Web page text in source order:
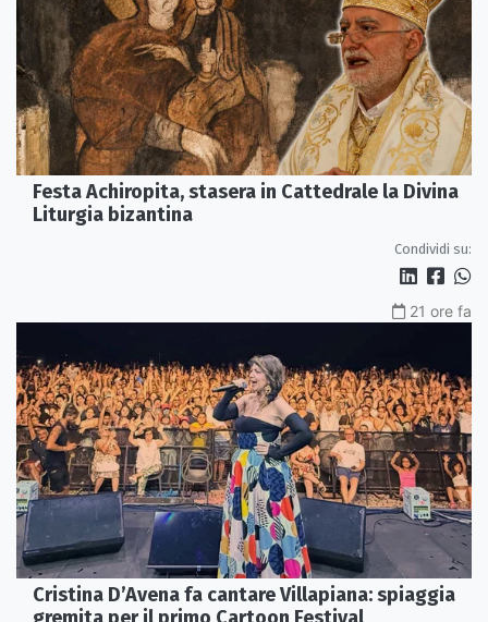
Festa Achiropita, stasera in Cattedrale la Divina
Liturgia bizantina
Condividi su:
21 ore fa
Cristina D’Avena fa cantare Villapiana: spiaggia